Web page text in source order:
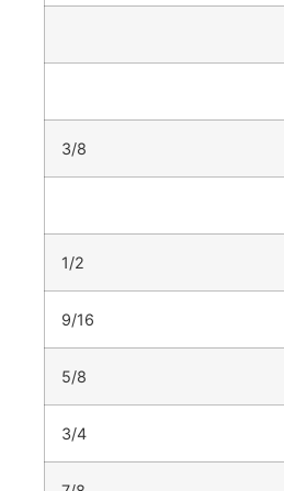
3/8
1/2
9/16
5/8
3/4